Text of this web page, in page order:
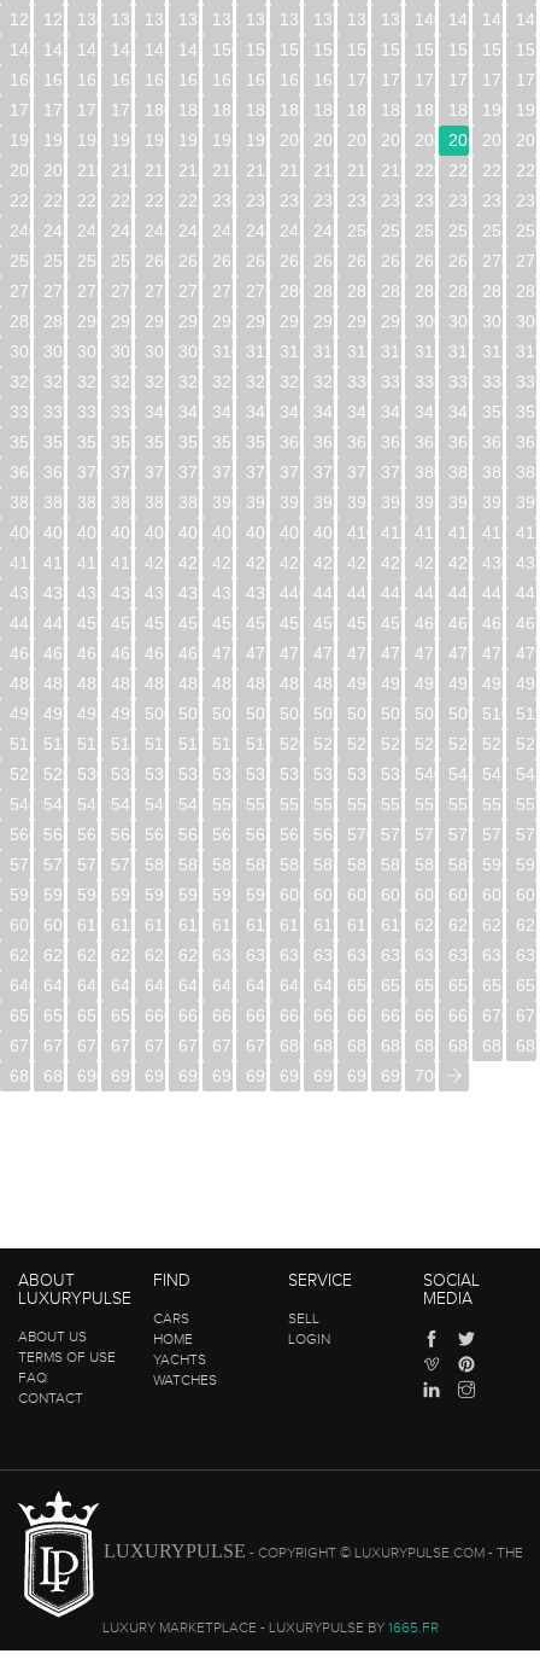
128
129 130 131 132 133 134 135 136 137 138 139 140 141 142
144
145 146 147 148 149 150 151 152 153 154 155 156 157 158
160
161 162 163 164 165 166 167 168 169 170 171 172 173 174
176
177 178 179 180 181 182 183 184 185 186 187 188 189 190
192
193 194 195 196 197 198 199 200 201 202 203 204 205 206
208
209 210 211 212 213 214 215 216 217 218 219 220 221 222
224
225 226 227 228 229 230 231 232 233 234 235 236 237 238
240
241 242 243 244 245 246 247 248 249 250 251 252 253 254
256
257 258 259 260 261 262 263 264 265 266 267 268 269 270
272
273 274 275 276 277 278 279 280 281 282 283 284 285 286
288
289 290 291 292 293 294 295 296 297 298 299 300 301 302
304
305 306 307 308 309 310 311 312 313 314 315 316 317 318
320
321 322 323 324 325 326 327 328 329 330 331 332 333 334
336
337 338 339 340 341 342 343 344 345 346 347 348 349 350
352
353 354 355 356 357 358 359 360 361 362 363 364 365 366
368
369 370 371 372 373 374 375 376 377 378 379 380 381 382
384
385 386 387 388 389 390 391 392 393 394 395 396 397 398
400
401 402 403 404 405 406 407 408 409 410 411 412 413 414
416
417 418 419 420 421 422 423 424 425 426 427 428 429 430
432
433 434 435 436 437 438 439 440 441 442 443 444 445 446
448
449 450 451 452 453 454 455 456 457 458 459 460 461 462
464
465 466 467 468 469 470 471 472 473 474 475 476 477 478
480
481 482 483 484 485 486 487 488 489 490 491 492 493 494
496
497 498 499 500 501 502 503 504 505 506 507 508 509 510
512
513 514 515 516 517 518 519 520 521 522 523 524 525 526
528
529 530 531 532 533 534 535 536 537 538 539 540 541 542
544
545 546 547 548 549 550 551 552 553 554 555 556 557 558
560
561 562 563 564 565 566 567 568 569 570 571 572 573 574
576
577 578 579 580 581 582 583 584 585 586 587 588 589 590
592
593 594 595 596 597 598 599 600 601 602 603 604 605 606
608
609 610 611 612 613 614 615 616 617 618 619 620 621 622
624
625 626 627 628 629 630 631 632 633 634 635 636 637 638
640
641 642 643 644 645 646 647 648 649 650 651 652 653 654
656
657 658 659 660 661 662 663 664 665 666 667 668 669 670
672
673 674 675 676 677 678 679 680 681 682 683 684 685 686
688
689 690 691 692 693 694 695 696 697 698 699 700
ABOUT
LUXURYPULSE
ABOUT US
TERMS OF USE
FAQ
CONTACT
FIND
CARS
HOME
YACHTS
WATCHES
SERVICE
SELL
LOGIN
SOCIAL
MEDIA
LUXURYPULSE - COPYRIGHT © LUXURYPULSE.COM - THE
LUXURY MARKETPLACE - LUXURYPULSE BY 1665.FR